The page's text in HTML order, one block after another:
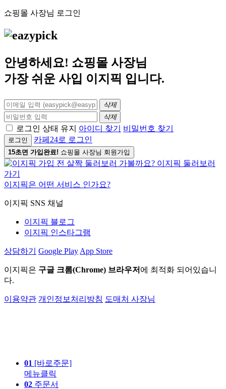
쇼핑몰 사장님 로그인
안녕하세요! 쇼핑몰 사장님
가장 쉬운 사입 이지픽 입니다.
삭제
삭제
로그인 상태 유지 아이디 찾기 비밀번호 찾기
로그인 카페24로 로그인
15초면 가입완료! 쇼핑몰 사장님 회원가입
이지픽은 어떤 서비스 인가요?
이지픽 SNS 채널
이지픽 블로그
이지픽 인스타그램
상담하기 Google Play App Store
이지픽은 구글 크롬(Chrome) 브라우저 에 최적화 되어있습니
다.
이용약관 개인정보처리방침 도매처 사장님
01 [바로주문]
메뉴클릭
02 주문서